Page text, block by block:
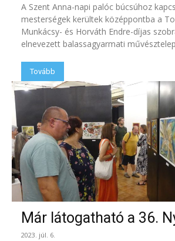
A Szent Anna-napi palóc búcsúhoz
mesterségek kerültek középpontba a
Munkácsy- és Horváth Endre-díjas
elnevezett balassagyarmati
Tovább
Már látogatható a 36.
2023. júl. 6.